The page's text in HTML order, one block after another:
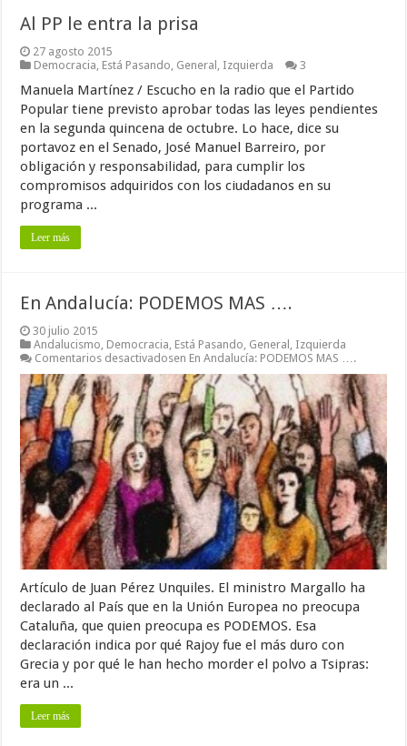
Al PP le entra la prisa
27 agosto 2015
Democracia Está Pasando General Izquierda 3
Manuela Martínez / Escucho en la radio que el Partido
Popular tiene previsto aprobar todas las leyes pendientes
en la segunda quincena de octubre. Lo hace, dice su
portavoz en el Senado, José Manuel Barreiro, por
obligación y responsabilidad, para cumplir los
compromisos adquiridos con los ciudadanos en su
programa ...
Leer más
En Andalucía: PODEMOS MAS ….
30 julio 2015
Andalucismo Democracia Está Pasando General
Izquierda
Comentarios desactivadosen En Andalucía: PODEMOS MAS ….
Artículo de Juan Pérez Unquiles. El ministro Margallo ha
declarado al País que en la Unión Europea no preocupa
Cataluña, que quien preocupa es PODEMOS. Esa
declaración indica por qué Rajoy fue el más duro con
Grecia y por qué le han hecho morder el polvo a Tsipras:
era un ...
Leer más